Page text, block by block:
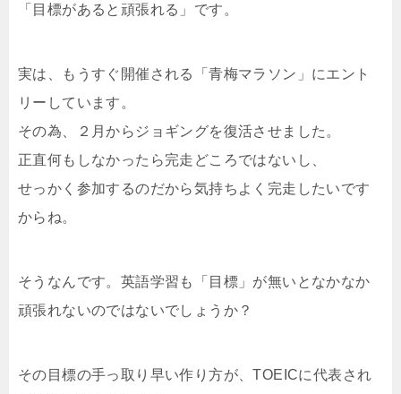
「目標があると頑張れる」です。
実は、もうすぐ開催される「青梅マラソン」にエント
リーしています。
その為、２月からジョギングを復活させました。
正直何もしなかったら完走どころではないし、
せっかく参加するのだから気持ちよく完走したいです
からね。
そうなんです。英語学習も「目標」が無いとなかなか
頑張れないのではないでしょうか？
その目標の手っ取り早い作り方が、TOEICに代表され